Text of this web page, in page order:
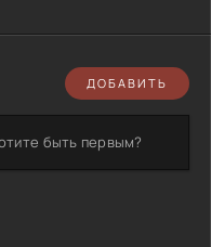
ДОБАВИТЬ
быть первым?